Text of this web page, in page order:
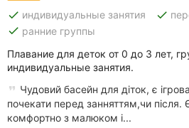
done индивидуальные занятия done
done ранние группы
Плавание для деток от 0 до 3 лет,
индивидуальные занятия.
Чудовий басейн для діток, є
почекати перед занняттям,чи після.
комфортно з малюком і...